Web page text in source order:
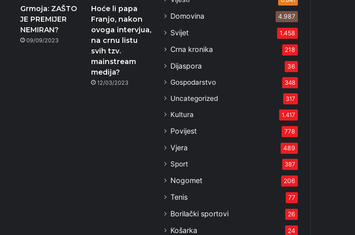
Grmoja: ZAŠTO
JE PREMIJER
NEMIRAN?
09/09/2023
Hoće li papa
Franjo, nakon
ovoga intervjua,
na crnu listu
svih tzv.
mainstream
medija?
12/03/2023
Domovina 4.987
Svijet 1.458
Crna kronika 218
Dijaspora 36
Gospodarstvo 348
Uncategorized 317
Kultura 1.417
Povijest 778
Vjera 489
Sport 387
Nogomet 206
Tenis 77
Borilački sportovi 26
Košarka 24